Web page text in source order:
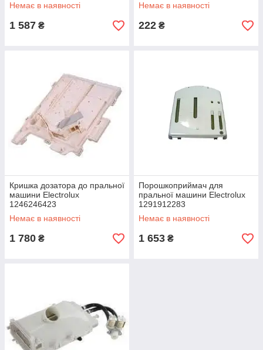
Немає в наявності
1 587 ₴
Немає в наявності
222 ₴
Кришка дозатора до пральної
машини Electrolux
1246246423
Немає в наявності
1 780 ₴
Порошкоприймач для
пральної машини Electrolux
1291912283
Немає в наявності
1 653 ₴